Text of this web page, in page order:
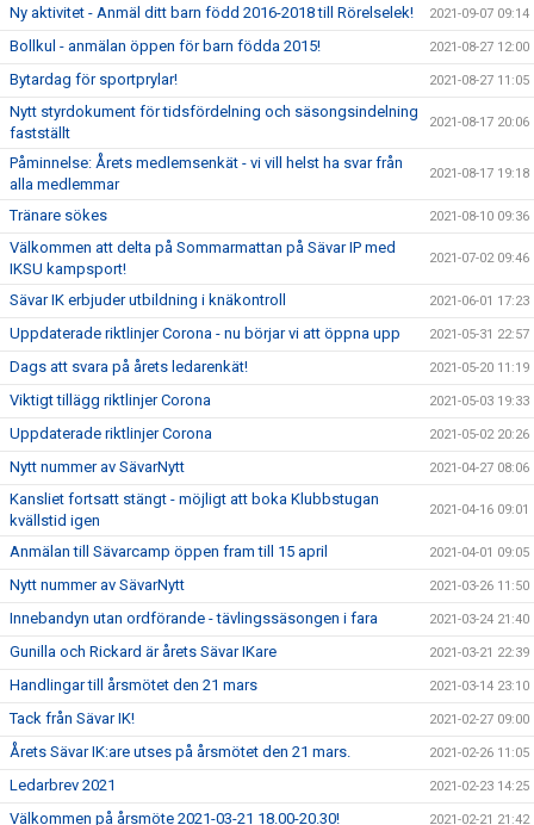
Ny aktivitet - Anmäl ditt barn född 2016-2018 till Rörelselek! 2021-09-07 09:14
Bollkul - anmälan öppen för barn födda 2015! 2021-08-27 12:00
Bytardag för sportprylar! 2021-08-27 11:05
Nytt styrdokument för tidsfördelning och säsongsindelning
fastställt
2021-08-17 20:06
Påminnelse: Årets medlemsenkät - vi vill helst ha svar från
alla medlemmar
2021-08-17 19:18
Tränare sökes 2021-08-10 09:36
Välkommen att delta på Sommarmattan på Sävar IP med
IKSU kampsport!
2021-07-02 09:46
Sävar IK erbjuder utbildning i knäkontroll 2021-06-01 17:23
Uppdaterade riktlinjer Corona - nu börjar vi att öppna upp 2021-05-31 22:57
Dags att svara på årets ledarenkät! 2021-05-20 11:19
Viktigt tillägg riktlinjer Corona 2021-05-03 19:33
Uppdaterade riktlinjer Corona 2021-05-02 20:26
Nytt nummer av SävarNytt 2021-04-27 08:06
Kansliet fortsatt stängt - möjligt att boka Klubbstugan
kvällstid igen
2021-04-16 09:01
Anmälan till Sävarcamp öppen fram till 15 april 2021-04-01 09:05
Nytt nummer av SävarNytt 2021-03-26 11:50
Innebandyn utan ordförande - tävlingssäsongen i fara 2021-03-24 21:40
Gunilla och Rickard är årets Sävar IKare 2021-03-21 22:39
Handlingar till årsmötet den 21 mars 2021-03-14 23:10
Tack från Sävar IK! 2021-02-27 09:00
Årets Sävar IK:are utses på årsmötet den 21 mars. 2021-02-26 11:05
Ledarbrev 2021 2021-02-23 14:25
Välkommen på årsmöte 2021-03-21 18.00-20.30! 2021-02-21 21:42